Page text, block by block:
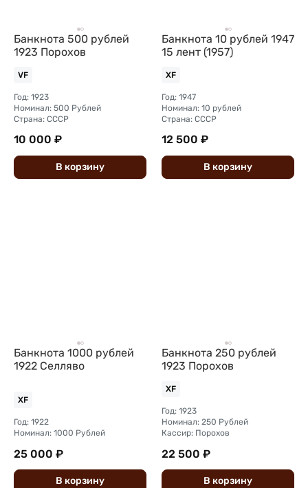
Банкнота 500 рублей
1923 Порохов
VF
Год: 1923
Номинал: 500 Рублей
Страна: СССР
10 000 ₽
В корзину
Банкнота 10 рублей 1947
15 лент (1957)
XF
Год: 1947
Номинал: 10 рублей
Страна: СССР
12 500 ₽
В корзину
Банкнота 1000 рублей
1922 Селляво
XF
Год: 1922
Номинал: 1000 Рублей
25 000 ₽
В корзину
Банкнота 250 рублей
1923 Порохов
XF
Год: 1923
Номинал: 250 Рублей
Кассир: Порохов
22 500 ₽
В корзину